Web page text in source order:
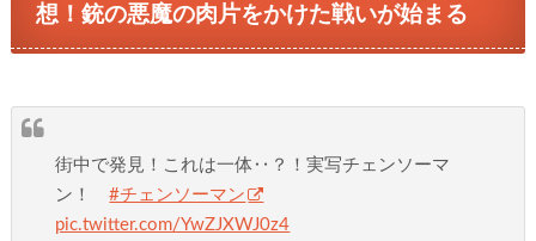
想！銃の悪魔の肉片をかけた戦いが始まる
街中で発見！これは一体‥？！実写チェンソーマ
ン！#チェンソーマン
pic.twitter.com/YwZJXWJ0z4